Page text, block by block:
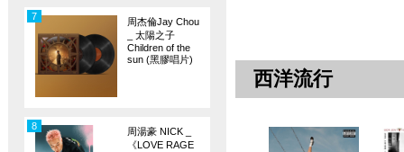
周杰倫Jay Chou
_ 太陽之子
Children of the
sun (黑膠唱片)
7
周湯豪 NICK _
《LOVE RAGE
8
西洋流行